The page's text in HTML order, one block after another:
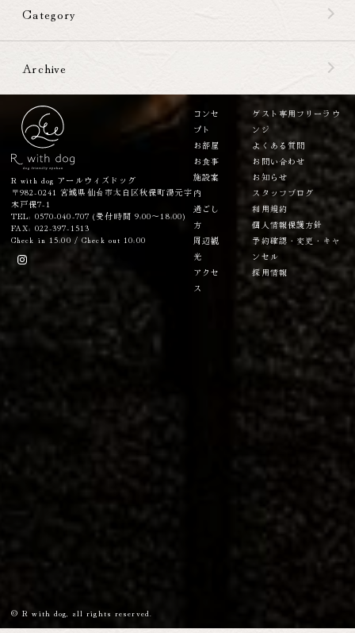
Category
Archive
R with dog アールウィズドッグ
〒982-0241 宮城県仙台市太白区秋保町湯元字
木戸保7-1
TEL: 0570-040-707 (受付時間 9:00～18:00)
FAX: 022-397-1513
Check in 15:00 / Check out 10:00
コンセ
プト
お部屋
お食事
施設案
内
過ごし
方
周辺観
光
アクセ
ス
ゲスト専用フリーラウ
ンジ
よくある質問
お問い合わせ
お知らせ
スタッフブログ
利用規約
個人情報保護方針
予約確認・変更・キャ
ンセル
採用情報
© R with dog, all rights reserved.